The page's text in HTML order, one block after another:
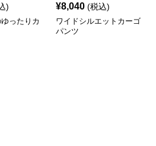
)
ったりカ
¥8,040 (税込)
ワイドシルエットカーゴ
パンツ